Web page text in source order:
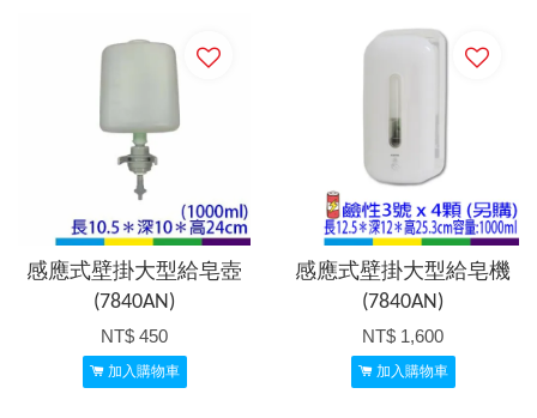
感應式壁掛大型給皂壺
(7840AN)
NT$ 450
加入購物車
感應式壁掛大型給皂機
(7840AN)
NT$ 1,600
加入購物車